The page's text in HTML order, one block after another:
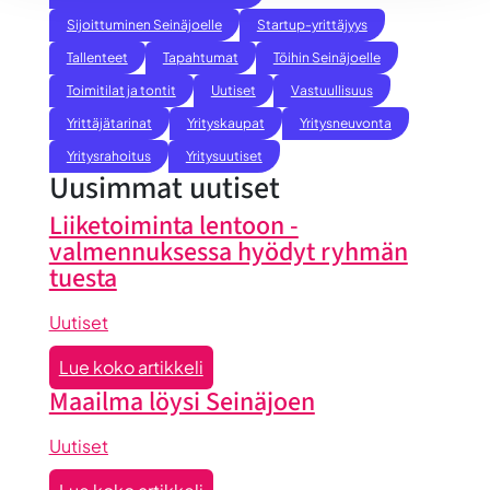
Sijoittuminen Seinäjoelle
Startup-yrittäjyys
Tallenteet
Tapahtumat
Töihin Seinäjoelle
Toimitilat ja tontit
Uutiset
Vastuullisuus
Yrittäjätarinat
Yrityskaupat
Yritysneuvonta
Yritysrahoitus
Yritysuutiset
Uusimmat uutiset
Liiketoiminta lentoon -
valmennuksessa hyödyt ryhmän
tuesta
Uutiset
Lue koko artikkeli:
Liiketoiminta
lentoon
valmennuksessa
Maailma löysi Seinäjoen
Uutiset